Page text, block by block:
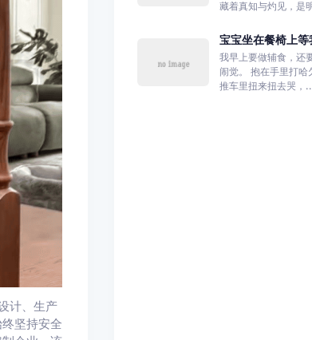
计、生产
坚持安全
藏着真知与灼见，是
宝宝坐在餐椅上
我早上要做辅食，还
闹觉。 抱在手里打
推车里扭来扭去哭，